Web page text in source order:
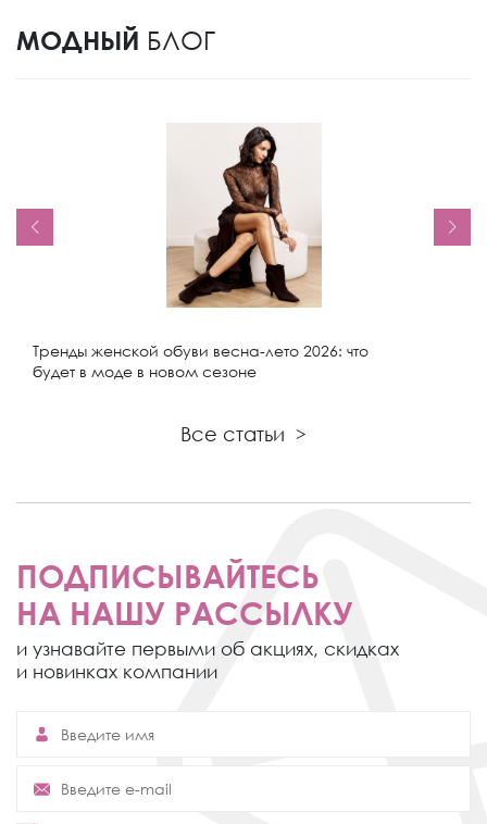
МОДНЫЙ БЛОГ
Тренды женской обуви весна-лето 2026: что
будет в моде в новом сезоне
Все статьи >
ПОДПИСЫВАЙТЕСЬ
НА НАШУ РАССЫЛКУ
и узнавайте первыми об акциях, скидках
и новинках компании